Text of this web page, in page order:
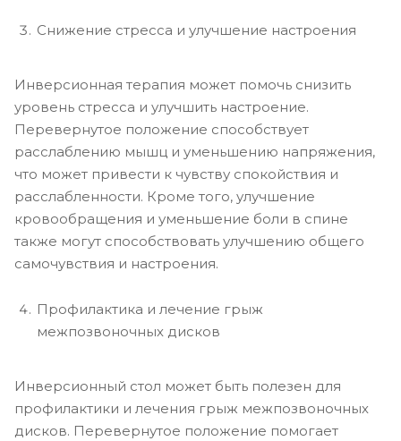
Снижение стресса и улучшение настроения
Инверсионная терапия может помочь снизить
уровень стресса и улучшить настроение.
Перевернутое положение способствует
расслаблению мышц и уменьшению напряжения,
что может привести к чувству спокойствия и
расслабленности. Кроме того, улучшение
кровообращения и уменьшение боли в спине
также могут способствовать улучшению общего
самочувствия и настроения.
Профилактика и лечение грыж
межпозвоночных дисков
Инверсионный стол может быть полезен для
профилактики и лечения грыж межпозвоночных
дисков. Перевернутое положение помогает